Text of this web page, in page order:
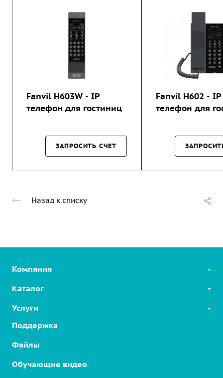
Fanvil H603W - IP
телефон для гостиниц
ЗАПРОСИТЬ СЧЕТ
Fanvil H602 - IP
телефон для
Назад к списку
Компания
Каталог
SIP-телефоны
Linkvil беспроводные решения
VoIP шлюзы
Услуги
Облачные решения
Интерком на шоссе
Промышленные решения
Поддержка
Файлы
Обучающие видео